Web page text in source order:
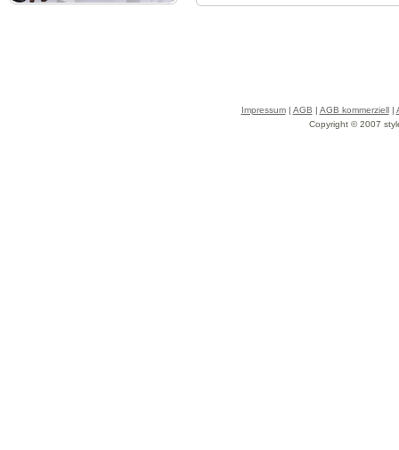
Impressum| AGB | AGB kommerziell|
Copyright © 2007